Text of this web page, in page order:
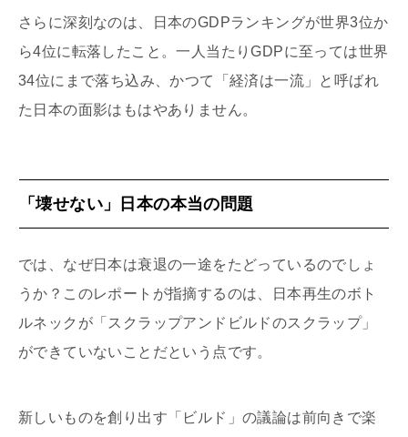
さらに深刻なのは、日本のGDPランキングが世界3位か
ら4位に転落したこと。一人当たりGDPに至っては世界
34位にまで落ち込み、かつて「経済は一流」と呼ばれ
た日本の面影はもはやありません。
「壊せない」日本の本当の問題
では、なぜ日本は衰退の一途をたどっているのでしょ
うか？このレポートが指摘するのは、日本再生のボト
ルネックが「スクラップアンドビルドのスクラップ」
ができていないことだという点です。
新しいものを創り出す「ビルド」の議論は前向きで楽